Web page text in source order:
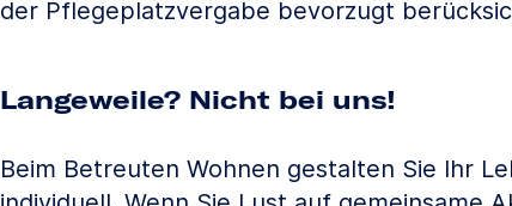
der Pflegeplatzvergabe bevorzugt
Langeweile? Nicht bei uns!
Beim Betreuten Wohnen gestalten Sie Ihr